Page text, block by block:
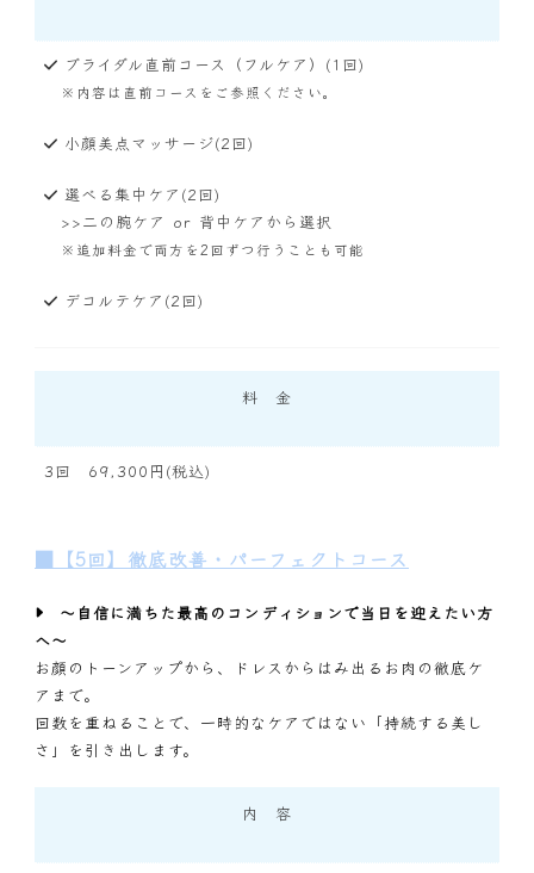
ブライダル直前コース（フルケア）(1回)
※内容は直前コースをご参照ください。
小顔美点マッサージ(2回)
選べる集中ケア(2回)
>>二の腕ケア or 背中ケアから選択
※追加料金で両方を2回ずつ行うことも可能
デコルテケア(2回)
料 金
3回 69,300円(税込)
■【5回】徹底改善・パーフェクトコース
〜自信に満ちた最高のコンディションで当日を迎えたい方
へ〜
お顔のトーンアップから、ドレスからはみ出るお肉の徹底ケ
アまで。
回数を重ねることで、一時的なケアではない「持続する美し
さ」を引き出します。
内 容